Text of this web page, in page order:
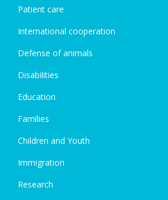
Patient care
International cooperation
Defense of animals
Disabilities
Education
Families
Children and Youth
Immigration
Research